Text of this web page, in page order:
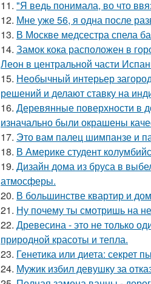
11. "Я ведь понимала, во что
12. Мне уже 56, я одна после
13. В Москве медсестра спела
14. Замок кока расположен в
Леон в центральной части
15. Необычный интерьер
решений и делают ставку на
16. Деревянные поверхности в
изначально были окрашены
17. Это вам палец шимпанзе и
18. В Америке студент
19. Дизайн дома из бруса в
атмосферы.
20. В большинстве квартир и
21. Ну почему ты смотришь на
22. Древесина - это не только
природной красоты и тепла.
23. Генетика или диета: секрет
24. Мужик избил девушку за